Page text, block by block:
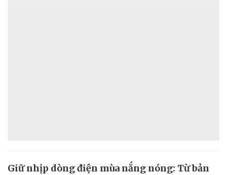
Giữ nhịp dòng điện mùa nắng nóng: Từ bản